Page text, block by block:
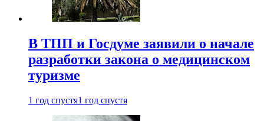
В ТПП и Госдуме заявили о начале
разработки закона о медицинском
туризме
1 год спустя1 год спустя